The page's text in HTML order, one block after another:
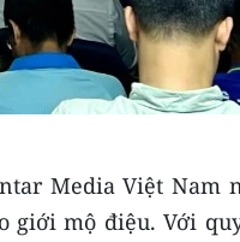
Media Việt Nam
giới mộ điệu. Với